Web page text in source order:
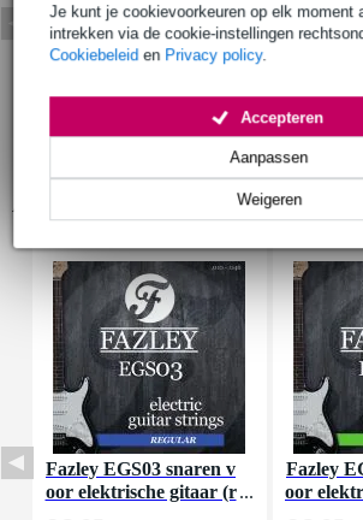
Je kunt je cookievoorkeuren op elk moment
intrekken via de cookie-instellingen
Cookiebeleid en Privacy policy.
Weigeren
Aanpassen
Accepteren
Fazley EGS03 snaren v
oor elektrische gitaar (r
Fazley
oor